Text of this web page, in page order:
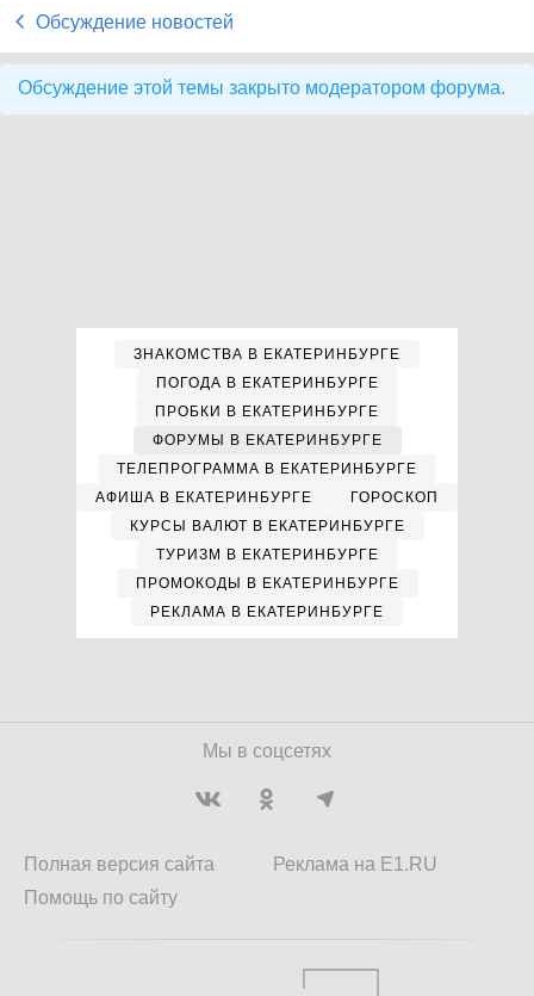
Обсуждение новостей
Обсуждение этой темы закрыто модератором форума.
ЗНАКОМСТВА В ЕКАТЕРИНБУРГЕ
ПОГОДА В ЕКАТЕРИНБУРГЕ
ПРОБКИ В ЕКАТЕРИНБУРГЕ
ФОРУМЫ В ЕКАТЕРИНБУРГЕ
ТЕЛЕПРОГРАММА В ЕКАТЕРИНБУРГЕ
АФИША В ЕКАТЕРИНБУРГЕ
ГОРОСКОП
КУРСЫ ВАЛЮТ В ЕКАТЕРИНБУРГЕ
ТУРИЗМ В ЕКАТЕРИНБУРГЕ
ПРОМОКОДЫ В ЕКАТЕРИНБУРГЕ
РЕКЛАМА В ЕКАТЕРИНБУРГЕ
Мы в соцсетях
Полная версия сайта
Помощь по сайту
Реклама на E1.RU